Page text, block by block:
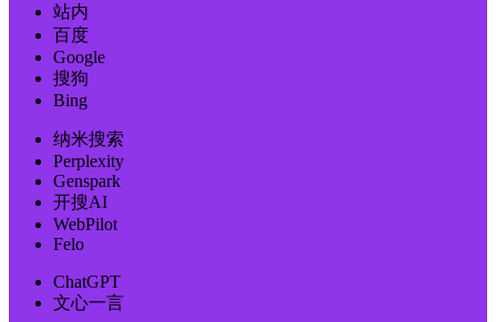
站内
百度
Google
搜狗
Bing
纳米搜索
Perplexity
Genspark
开搜AI
WebPilot
Felo
ChatGPT
文心一言